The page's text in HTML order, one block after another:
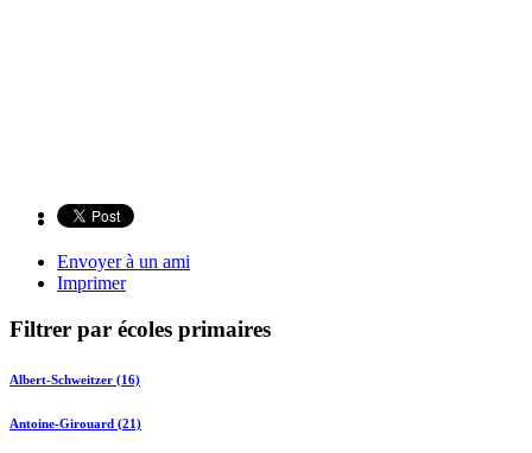
Envoyer à un ami
Imprimer
Filtrer par écoles primaires
Albert-Schweitzer (16)
Antoine-Girouard (21)